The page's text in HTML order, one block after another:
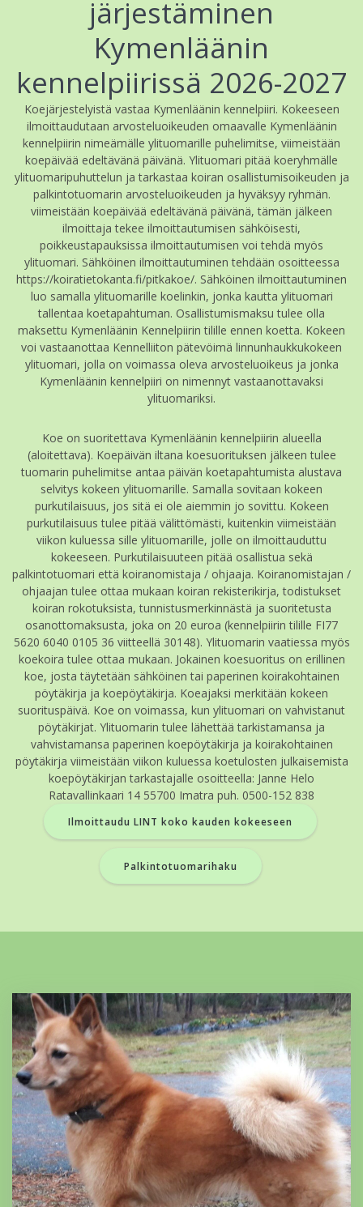
järjestäminen
Kymenläänin
kennelpiirissä 2026-2027
Koejärjestelyistä vastaa Kymenläänin kennelpiiri. Kokeeseen
ilmoittaudutaan arvosteluoikeuden omaavalle Kymenläänin
kennelpiirin nimeämälle ylituomarille puhelimitse, viimeistään
koepäivää edeltävänä päivänä. Ylituomari pitää koeryhmälle
ylituomaripuhuttelun ja tarkastaa koiran osallistumisoikeuden ja
palkintotuomarin arvosteluoikeuden ja hyväksyy ryhmän.
viimeistään koepäivää edeltävänä päivänä, tämän jälkeen
ilmoittaja tekee ilmoittautumisen sähköisesti,
poikkeustapauksissa ilmoittautumisen voi tehdä myös
ylituomari. Sähköinen ilmoittautuminen tehdään osoitteessa
https://koiratietokanta.fi/pitkakoe/. Sähköinen ilmoittautuminen
luo samalla ylituomarille koelinkin, jonka kautta ylituomari
tallentaa koetapahtuman. Osallistumismaksu tulee olla
maksettu Kymenläänin Kennelpiirin tilille ennen koetta. Kokeen
voi vastaanottaa Kennelliiton pätevöimä linnunhaukkukokeen
ylituomari, jolla on voimassa oleva arvosteluoikeus ja jonka
Kymenläänin kennelpiiri on nimennyt vastaanottavaksi
ylituomariksi.
Koe on suoritettava Kymenläänin kennelpiirin alueella
(aloitettava). Koepäivän iltana koesuorituksen jälkeen tulee
tuomarin puhelimitse antaa päivän koetapahtumista alustava
selvitys kokeen ylituomarille. Samalla sovitaan kokeen
purkutilaisuus, jos sitä ei ole aiemmin jo sovittu. Kokeen
purkutilaisuus tulee pitää välittömästi, kuitenkin viimeistään
viikon kuluessa sille ylituomarille, jolle on ilmoittauduttu
kokeeseen. Purkutilaisuuteen pitää osallistua sekä
palkintotuomari että koiranomistaja / ohjaaja. Koiranomistajan /
ohjaajan tulee ottaa mukaan koiran rekisterikirja, todistukset
koiran rokotuksista, tunnistusmerkinnästä ja suoritetusta
osanottomaksusta, joka on 20 euroa (kennelpiirin tilille FI77
5620 6040 0105 36 viitteellä 30148). Ylituomarin vaatiessa myös
koekoira tulee ottaa mukaan. Jokainen koesuoritus on erillinen
koe, josta täytetään sähköinen tai paperinen koirakohtainen
pöytäkirja ja koepöytäkirja. Koeajaksi merkitään kokeen
suorituspäivä. Koe on voimassa, kun ylituomari on vahvistanut
pöytäkirjat. Ylituomarin tulee lähettää tarkistamansa ja
vahvistamansa paperinen koepöytäkirja ja koirakohtainen
pöytäkirja viimeistään viikon kuluessa koetulosten julkaisemista
koepöytäkirjan tarkastajalle osoitteella: Janne Helo
Ratavallinkaari 14 55700 Imatra puh. 0500-152 838
Ilmoittaudu LINT koko kauden kokeeseen
Palkintotuomarihaku